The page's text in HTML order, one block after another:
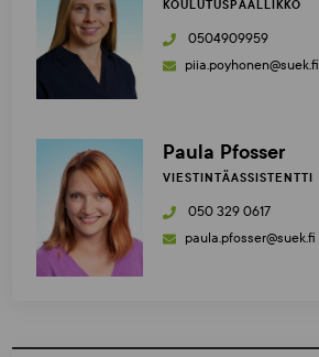
KOULUTUSPÄÄLLIKKÖ
0504909959
piia.poyhonen@suek.fi
Paula Pfosser
VIESTINTÄASSISTENTTI
050 329 0617
paula.pfosser@suek.fi